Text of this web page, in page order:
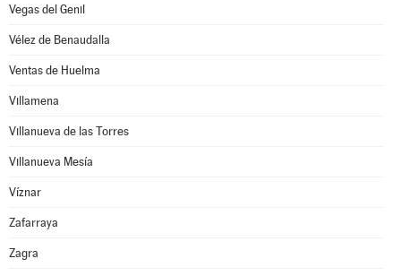
Vegas del Genil
Vélez de Benaudalla
Ventas de Huelma
Villamena
Villanueva de las Torres
Villanueva Mesía
Víznar
Zafarraya
Zagra